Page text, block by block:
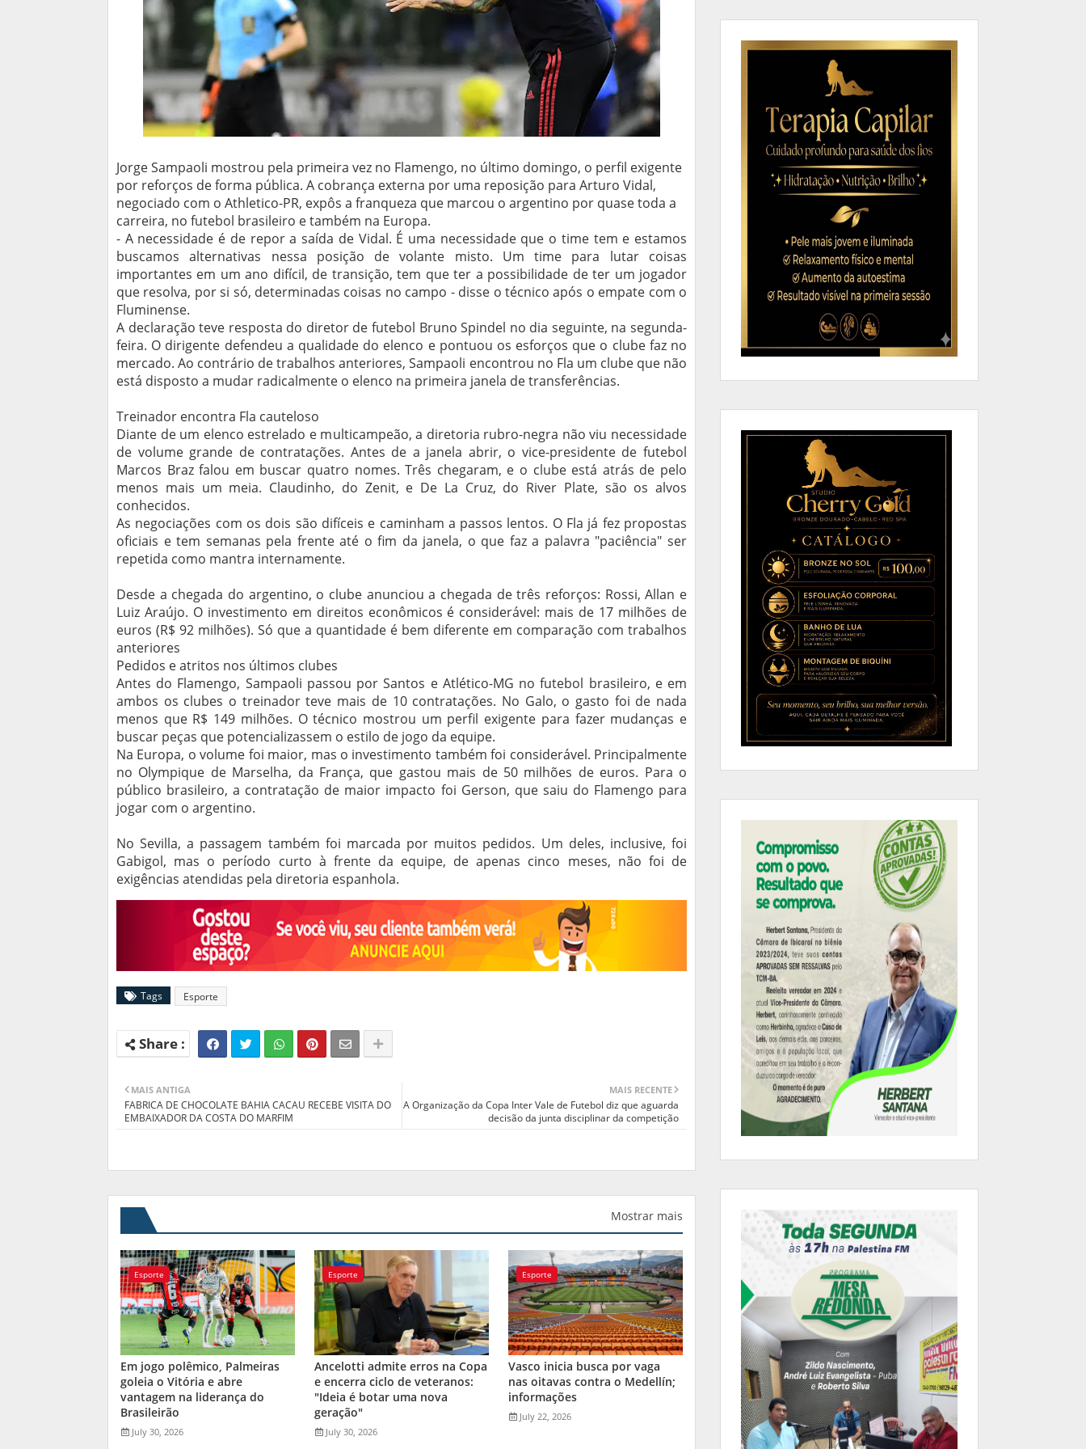
Jorge Sampaoli mostrou pela primeira vez no Flamengo, no último domingo, o perfil exigente
por reforços de forma pública. A cobrança externa por uma reposição para Arturo Vidal,
negociado com o Athletico-PR, expôs a franqueza que marcou o argentino por quase toda a
carreira, no futebol brasileiro e também na Europa.
- A necessidade é de repor a saída de Vidal. É uma necessidade que o time tem e estamos
buscamos alternativas nessa posição de volante misto. Um time para lutar coisas
importantes em um ano difícil, de transição, tem que ter a possibilidade de ter um jogador
que resolva, por si só, determinadas coisas no campo - disse o técnico após o empate com o
Fluminense.
A declaração teve resposta do diretor de futebol Bruno Spindel no dia seguinte, na segunda-
feira. O dirigente defendeu a qualidade do elenco e pontuou os esforços que o clube faz no
mercado. Ao contrário de trabalhos anteriores, Sampaoli encontrou no Fla um clube que não
está disposto a mudar radicalmente o elenco na primeira janela de transferências.
Treinador encontra Fla cauteloso
Diante de um elenco estrelado e multicampeão, a diretoria rubro-negra não viu necessidade
de volume grande de contratações. Antes de a janela abrir, o vice-presidente de futebol
Marcos Braz falou em buscar quatro nomes. Três chegaram, e o clube está atrás de pelo
menos mais um meia. Claudinho, do Zenit, e De La Cruz, do River Plate, são os alvos
conhecidos.
As negociações com os dois são difíceis e caminham a passos lentos. O Fla já fez propostas
oficiais e tem semanas pela frente até o fim da janela, o que faz a palavra "paciência" ser
repetida como mantra internamente.
Desde a chegada do argentino, o clube anunciou a chegada de três reforços: Rossi, Allan e
Luiz Araújo. O investimento em direitos econômicos é considerável: mais de 17 milhões de
euros (R$ 92 milhões). Só que a quantidade é bem diferente em comparação com trabalhos
anteriores
Pedidos e atritos nos últimos clubes
Antes do Flamengo, Sampaoli passou por Santos e Atlético-MG no futebol brasileiro, e em
ambos os clubes o treinador teve mais de 10 contratações. No Galo, o gasto foi de nada
menos que R$ 149 milhões. O técnico mostrou um perfil exigente para fazer mudanças e
buscar peças que potencializassem o estilo de jogo da equipe.
Na Europa, o volume foi maior, mas o investimento também foi considerável. Principalmente
no Olympique de Marselha, da França, que gastou mais de 50 milhões de euros. Para o
público brasileiro, a contratação de maior impacto foi Gerson, que saiu do Flamengo para
jogar com o argentino.
No Sevilla, a passagem também foi marcada por muitos pedidos. Um deles, inclusive, foi
Gabigol, mas o período curto à frente da equipe, de apenas cinco meses, não foi de
exigências atendidas pela diretoria espanhola.
Tags Esporte
MAIS RECENTE
A Organização da Copa Inter Vale de Futebol diz que aguarda
decisão da junta disciplinar da competição
MAIS ANTIGA
FABRICA DE CHOCOLATE BAHIA CACAU RECEBE VISITA DO
EMBAIXADOR DA COSTA DO MARFIM
Mostrar mais
Esporte
Em jogo polêmico, Palmeiras
goleia o Vitória e abre
vantagem na liderança do
Brasileirão
July 30, 2026
Esporte
Ancelotti admite erros na Copa
e encerra ciclo de veteranos:
"Ideia é botar uma nova
geração"
July 30, 2026
Esporte
Vasco inicia busca por vaga
nas oitavas contra o Medellín;
informações
July 22, 2026